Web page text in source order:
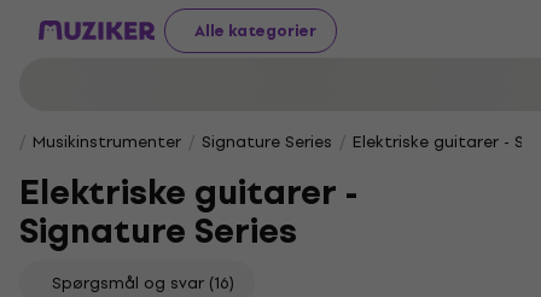
Alle kategorier
Musikinstrumenter Signature Series Elektriske guitarer -
Elektriske guitarer -
Signature Series
Spørgsmål og svar (16)